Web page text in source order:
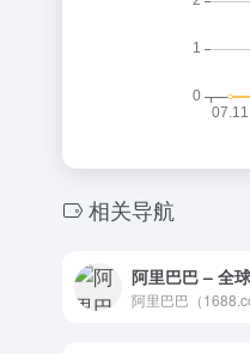
相关导航